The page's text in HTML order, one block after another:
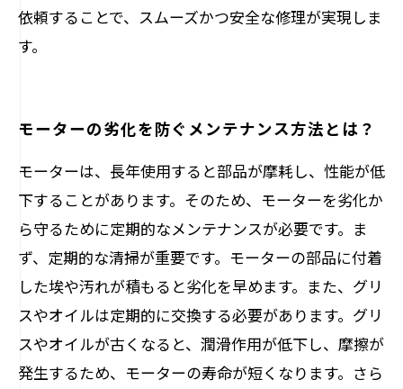
依頼することで、スムーズかつ安全な修理が実現しま
す。
モーターの劣化を防ぐメンテナンス方法とは？
モーターは、長年使用すると部品が摩耗し、性能が低
下することがあります。そのため、モーターを劣化か
ら守るために定期的なメンテナンスが必要です。ま
ず、定期的な清掃が重要です。モーターの部品に付着
した埃や汚れが積もると劣化を早めます。また、グリ
スやオイルは定期的に交換する必要があります。グリ
スやオイルが古くなると、潤滑作用が低下し、摩擦が
発生するため、モーターの寿命が短くなります。さら